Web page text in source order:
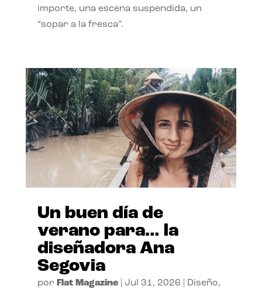
importe, una escena suspendida, un
“sopar a la fresca”.
Un buen día de
verano para… la
diseñadora Ana
Segovia
por Flat Magazine| Jul 31, 2026 Diseño,